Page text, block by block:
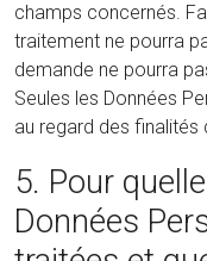
champs concernés.
traitement ne pourra
demande ne pourra
Seules les Données
au regard des
5. Pour
Données